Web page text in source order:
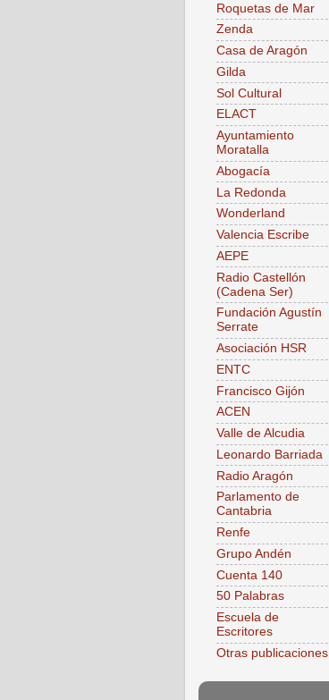
Roquetas de Mar
Zenda
Casa de Aragón
Gilda
Sol Cultural
ELACT
Ayuntamiento
Moratalla
Abogacía
La Redonda
Wonderland
Valencia Escribe
AEPE
Radio Castellón
(Cadena Ser)
Fundación Agustín
Serrate
Asociación HSR
ENTC
Francisco Gijón
ACEN
Valle de Alcudia
Leonardo Barriada
Radio Aragón
Parlamento de
Cantabria
Renfe
Grupo Andén
Cuenta 140
50 Palabras
Escuela de
Escritores
Otras publicaciones